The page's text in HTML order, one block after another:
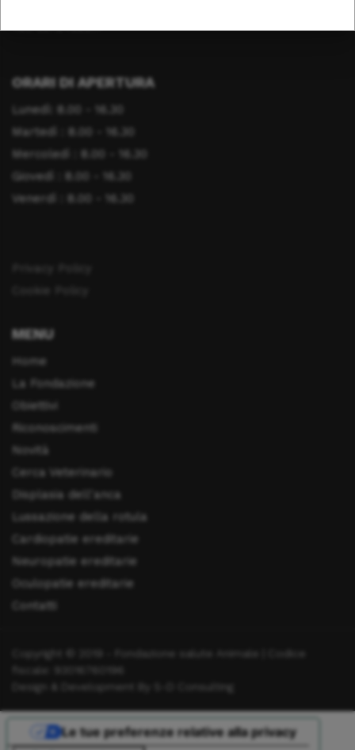
ORARI DI APERTURA
Lunedì: 8.00 - 16.30
Martedì : 8.00 - 16.30
Mercoledì : 8.00 - 16.30
Giovedì : 8.00 - 16.30
Venerdì : 8.00 - 16.30
MENU
Home
La Fondazione
Obiettivi
Riconoscimenti
Novità
Cerca Veterinario
Displasia dell'anca
Lussazione della rotula
Cardiopatie ereditarie
Neuropatie ereditarie
Oculopatie ereditarie
Contatti
Copyright © 2019 - Fondazione salute Animale | Codice
Design & Development By S-D Consulting
Le tue preferenze relative alla privacy